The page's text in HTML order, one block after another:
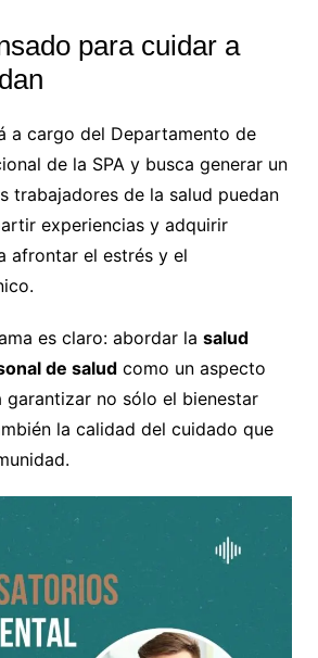
para cuidar a
a cargo del Departamento de
de la SPA y busca generar un
trabajadores de la salud puedan
experiencias y adquirir
afrontar el estrés y el
es claro: abordar la salud
de saludcomo un aspecto
garantizar no sólo el bienestar
la calidad del cuidado que